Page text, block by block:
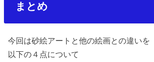
まとめ
今回は砂絵アートと他の絵画との違いを
以下の４点について